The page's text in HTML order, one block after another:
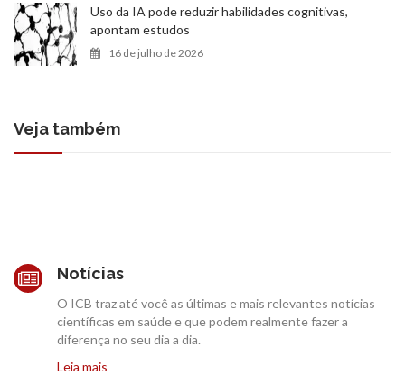
Uso da IA pode reduzir habilidades cognitivas,
apontam estudos
16 de julho de 2026
Veja também
Notícias
O ICB traz até você as últimas e mais relevantes notícias
científicas em saúde e que podem realmente fazer a
diferença no seu dia a dia.
Leia mais